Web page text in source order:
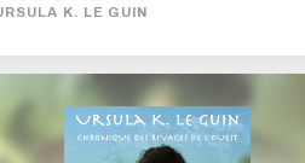
son amie et confidente Gry... Une écriture
d’une envoûtante simplicité et d’une grande
poésie...
K. LE GUIN